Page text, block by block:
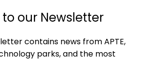
our Newsletter
contains news from APTE,
parks, and the most